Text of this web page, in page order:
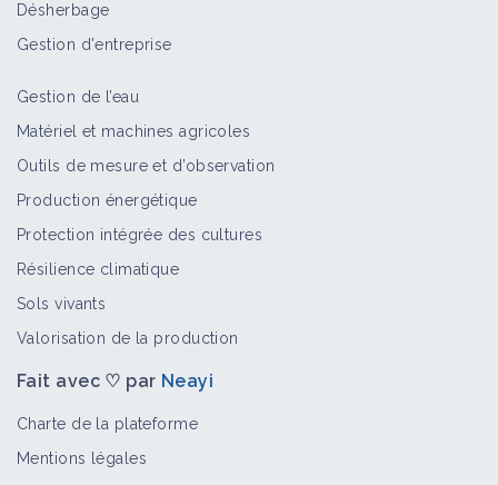
Désherbage
Gestion d'entreprise
Gestion de l’eau
Matériel et machines agricoles
Outils de mesure et d’observation
Production énergétique
Protection intégrée des cultures
Résilience climatique
Sols vivants
Valorisation de la production
Fait avec ♡ par Neayi
Charte de la plateforme
Mentions légales